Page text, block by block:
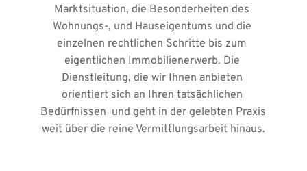
Marktsituation, die Besonderheiten des
Wohnungs-, und Hauseigentums und die
einzelnen rechtlichen Schritte bis zum
eigentlichen Immobilienerwerb. Die
Dienstleitung, die wir Ihnen anbieten
orientiert sich an Ihren tatsächlichen
Bedürfnissen  und geht in der gelebten Praxis
weit über die reine Vermittlungsarbeit hinaus.